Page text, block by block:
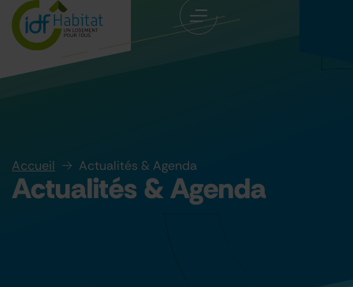
Accueil Actualités & Agenda
Actualités & Agenda